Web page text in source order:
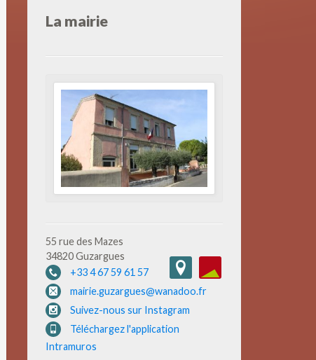
La mairie
55 rue des Mazes
34820 Guzargues
+33 4 67 59 61 57
mairie.guzargues@wanadoo.fr
Suivez-nous sur Instagram
Téléchargez l'application
Intramuros